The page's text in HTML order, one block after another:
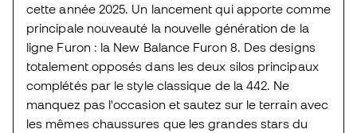
cette année 2025. Un lancement qui apporte comme
principale nouveauté la nouvelle génération de la
ligne Furon : la New Balance Furon 8. Des designs
totalement opposés dans les deux silos principaux
complétés par le style classique de la 442. Ne
manquez pas l'occasion et sautez sur le terrain avec
les mêmes chaussures que les grandes stars du